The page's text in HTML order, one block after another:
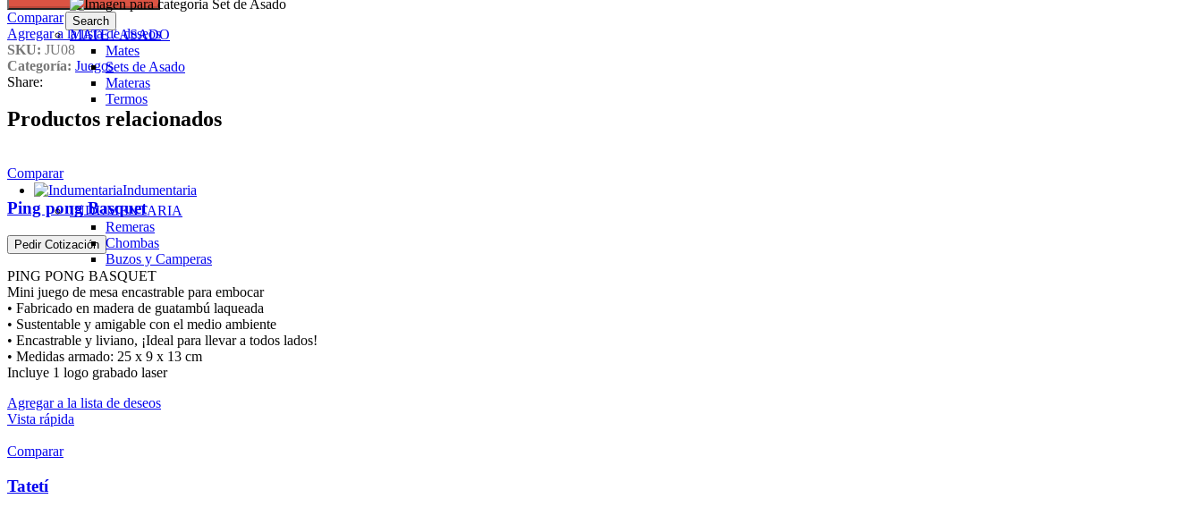
Search
MATE / ASADO
Mates
Sets de Asado
Materas
Termos
Indumentaria
INDUMENTARIA
Remeras
Chombas
Buzos y Camperas
Comparar
Agregar a la lista de deseos
SKU: JU08
Categoría: Juegos
Share:
Productos relacionados
Comparar
Ping pong Basquet
Pedir Cotización
PING PONG BASQUET
Mini juego de mesa encastrable para embocar
• Fabricado en madera de guatambú laqueada
• Sustentable y amigable con el medio ambiente
• Encastrable y liviano, ¡Ideal para llevar a todos lados!
• Medidas armado: 25 x 9 x 13 cm
Incluye 1 logo grabado laser
Agregar a la lista de deseos
Vista rápida
Comparar
Tatetí